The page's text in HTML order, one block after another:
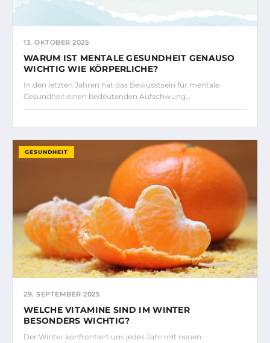
13. OKTOBER 2025
WARUM IST MENTALE GESUNDHEIT GENAUSO
WICHTIG WIE KÖRPERLICHE?
In den letzten Jahren hat das Bewusstsein für mentale
Gesundheit einen bedeutenden Aufschwung…
GESUNDHEIT
29. SEPTEMBER 2025
WELCHE VITAMINE SIND IM WINTER
BESONDERS WICHTIG?
Der Winter konfrontiert uns jedes Jahr mit neuen